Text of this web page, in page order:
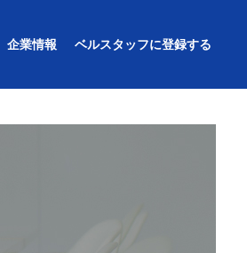
企業情報 ベルスタッフに登録する